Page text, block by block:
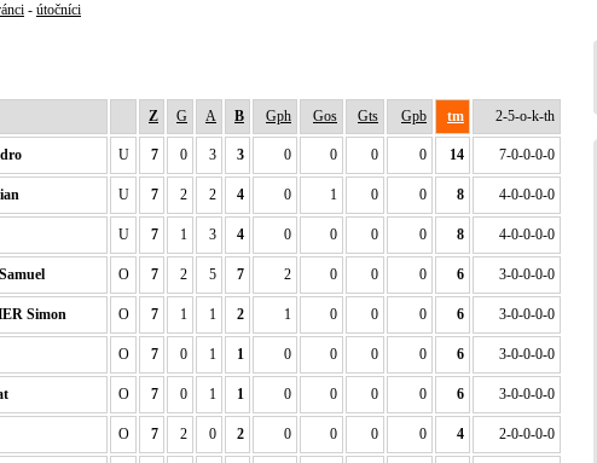
- útočníci
Z G A B Gph Gos Gts Gpb tm 2-5-o-k-th
U 7 0 3 3 0 0 0 0 14 7-0-0-0-0
U 7 2 2 4 0 1 0 0 8 4-0-0-0-0
U 7 1 3 4 0 0 0 0 8 4-0-0-0-0
O 7 2 5 7 2 0 0 0 6 3-0-0-0-0
Simon O 7 1 1 2 1 0 0 0 6 3-0-0-0-0
O 7 0 1 1 0 0 0 0 6 3-0-0-0-0
O 7 0 1 1 0 0 0 0 6 3-0-0-0-0
O 7 2 0 2 0 0 0 0 4 2-0-0-0-0